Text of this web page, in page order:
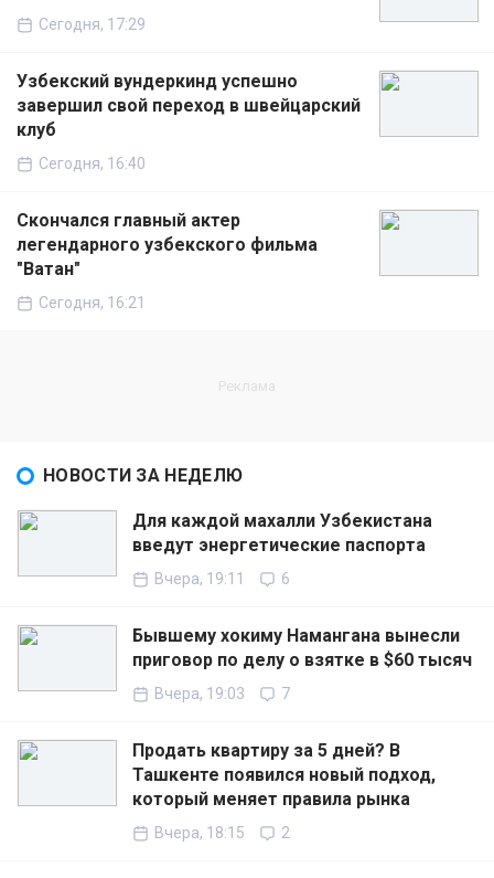
Сегодня, 17:29
Узбекский вундеркинд успешно
завершил свой переход в швейцарский
клуб
Сегодня, 16:40
Скончался главный актер
легендарного узбекского фильма
"Ватан"
Сегодня, 16:21
НОВОСТИ ЗА НЕДЕЛЮ
Для каждой махалли Узбекистана
введут энергетические паспорта
Вчера, 19:11 6
Бывшему хокиму Намангана вынесли
приговор по делу о взятке в $60 тысяч
Вчера, 19:03 7
Продать квартиру за 5 дней? В
Ташкенте появился новый подход,
который меняет правила рынка
Вчера, 18:15 2